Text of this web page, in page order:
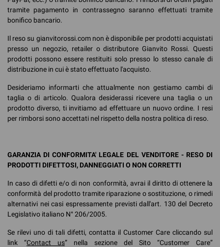
tramite pagamento in contrassegno saranno effettuati tramite
bonifico bancario.
Il reso su gianvitorossi.com non è disponibile per prodotti acquistati
presso un negozio, retailer o distributore Gianvito Rossi. Questi
prodotti possono essere restituiti solo presso lo stesso canale di
distribuzione in cui è stato effettuato l'acquisto.
Desideriamo informarti che attualmente non gestiamo cambi di
taglia o di articolo. Qualora desiderassi ricevere una taglia o un
prodotto diverso, ti invitiamo ad effettuare un nuovo ordine. I resi
per rimborsi sono accettati nel rispetto della nostra politica di reso.
GARANZIA DI CONFORMITA' LEGALE DEL VENDITORE - RESO DI
PRODOTTI DIFETTOSI, DANNEGGIATI O NON CORRETTI
In caso di difetti e/o di non conformità, avrai il diritto di ottenere la
conformità del prodotto tramite riparazione o sostituzione, o rimedi
alternativi nei casi espressamente previsti dall'art. 130 del Decreto
Legislativo italiano N° 206/2005.
Se rilevi uno di tali difetti, contatta il Customer Care cliccando sul
link “Contact us” nella sezione del Sito “Customer Care”